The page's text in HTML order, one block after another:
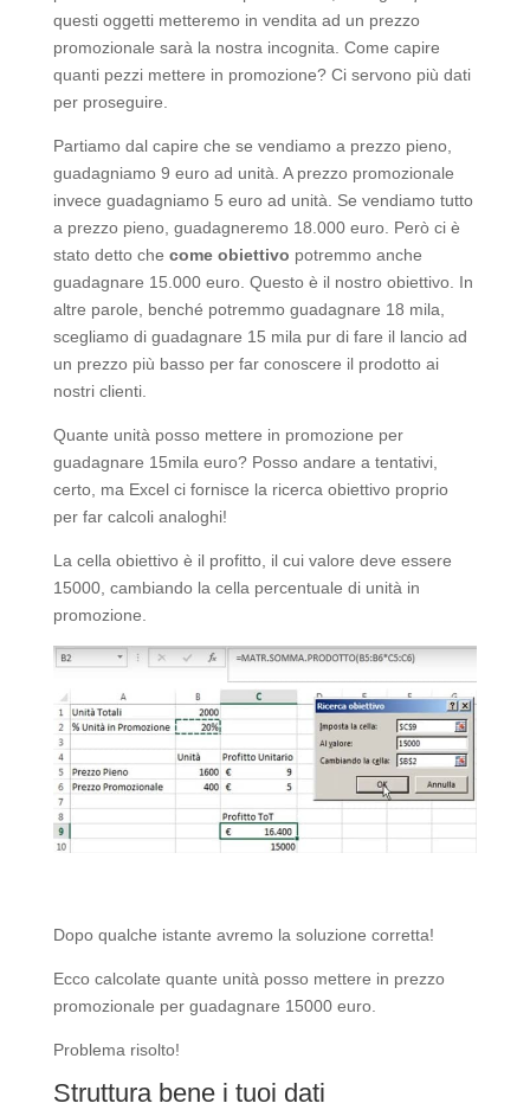
questi oggetti metteremo in vendita ad un prezzo
promozionale sarà la nostra incognita. Come capire
quanti pezzi mettere in promozione? Ci servono più dati
per proseguire.
Partiamo dal capire che se vendiamo a prezzo pieno,
guadagniamo 9 euro ad unità. A prezzo promozionale
invece guadagniamo 5 euro ad unità. Se vendiamo tutto
a prezzo pieno, guadagneremo 18.000 euro. Però ci è
stato detto che come obiettivo potremmo anche
guadagnare 15.000 euro. Questo è il nostro obiettivo. In
altre parole, benché potremmo guadagnare 18 mila,
scegliamo di guadagnare 15 mila pur di fare il lancio ad
un prezzo più basso per far conoscere il prodotto ai
nostri clienti.
Quante unità posso mettere in promozione per
guadagnare 15mila euro? Posso andare a tentativi,
certo, ma Excel ci fornisce la ricerca obiettivo proprio
per far calcoli analoghi!
La cella obiettivo è il profitto, il cui valore deve essere
15000, cambiando la cella percentuale di unità in
promozione.
Dopo qualche istante avremo la soluzione corretta!
Ecco calcolate quante unità posso mettere in prezzo
promozionale per guadagnare 15000 euro.
Problema risolto!
Struttura bene i tuoi dati